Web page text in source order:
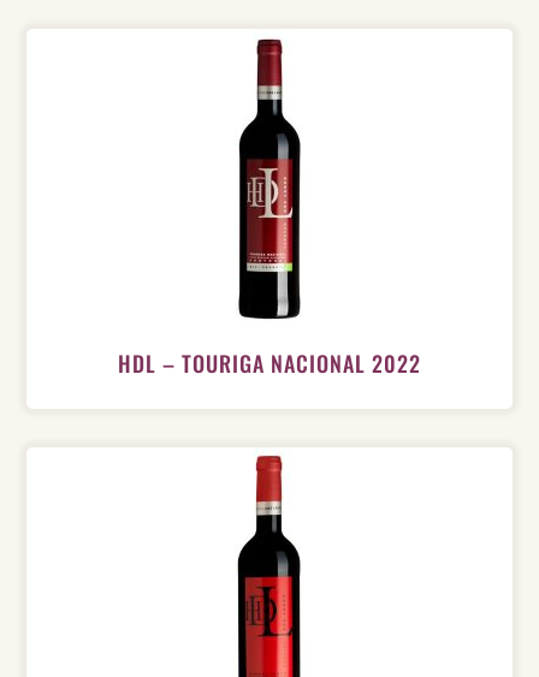
HDL – TOURIGA NACIONAL 2022